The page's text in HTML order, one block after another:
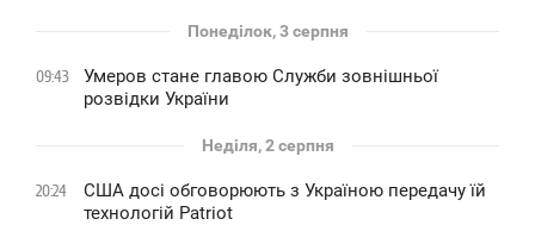
Понеділок, 3 серпня
09:43
Умеров стане главою Служби зовнішньої
розвідки України
Неділя, 2 серпня
20:24
США досі обговорюють з Україною передачу їй
технологій Patriot